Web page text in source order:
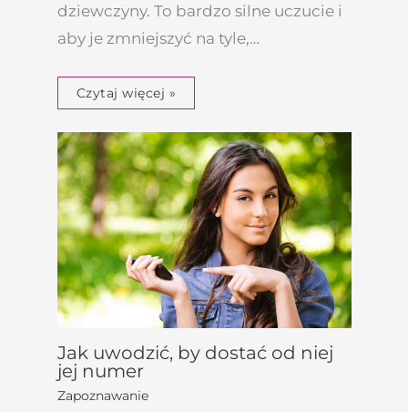
dziewczyny. To bardzo silne uczucie i
aby je zmniejszyć na tyle,…
Czytaj więcej »
Jak uwodzić, by dostać od niej
jej numer
Zapoznawanie